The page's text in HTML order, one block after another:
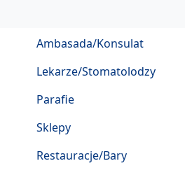
Ambasada/Konsulat
Lekarze/Stomatolodzy
Parafie
Sklepy
Restauracje/Bary